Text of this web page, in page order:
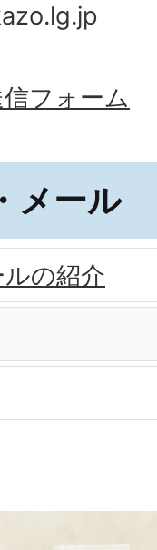
フォーム
メール
の紹介